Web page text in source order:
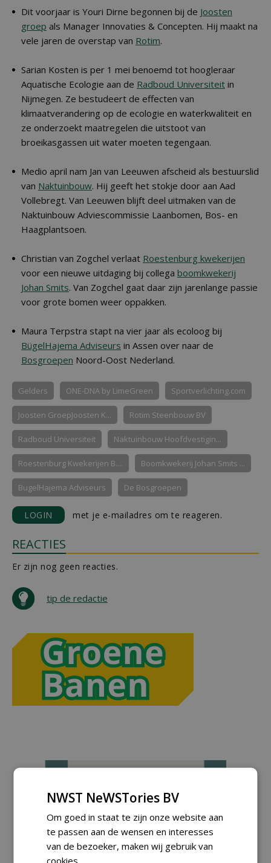
Dit voorjaar is Youri Dirne begonnen bij de Joosten
groep als Manager Innovaties & Concepten. Hij maakt na
vele jaren de overstap van Rotim.
Sarian Kosten is per 1 mei benoemd tot hoogleraar
Aquatische Ecologie aan de Radboud Universiteit in
Nijmegen. Ze bestudeert de effecten van
klimaatverandering op de ecologie en waterkwaliteit en
ze onderzoekt maatregelen die uitstoot van
broeikasgassen uit water moeten tegengaan.
Medio april nam Jan van Leeuwen afscheid als bestuurslid
van Naktuinbouw. Hij geeft het stokje door aan Aad
Vollebregt. Van Leeuwen blijft deel uitmaken van de
Naktuinbouw Adviescommissie Laanbomen, Bos- en
Haagplantsoen.
Christian van Zogchel verlaat Roestenburg kwekerijen
voor een nieuwe uitdaging bij collega boomkwekerij
Johan Smits. Van Zogchel gaat daar zijn jarenlange passie
voor grote bomen weer oppakken.
Maura Terpstra stapt na vier jaar als ecoloog bij
BügelHajema Adviseurs in Assen over naar de
Bosgroepen Noord-Oost Nederland.
Gelders ONE-DNA by LimeGreen Sportverlichting.com
Joosten GroepJoosten K... Rotim Steenbouw BV
Radboud Universiteit Naktuinbouw Hoofdvestigin...
Roestenburg Kwekerijen B.... Boomkwekerij Johan Smits ...
BugelHajema Adviseurs De Bosgroepen
LOGIN met je e-mailadres om te reageren.
REACTIES
Er zijn nog geen reacties.
tip de redactie
NWST NeWSTories BV
Om goed in staat te zijn onze website aan
te passen aan de wensen en interesses
van de bezoeker, maken wij gebruik van
cookies.